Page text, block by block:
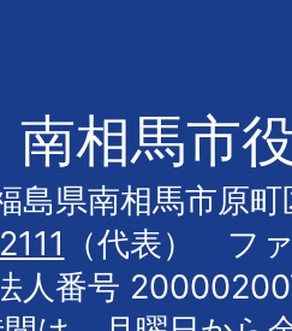
南相馬市
県南相馬市原町
（代表） フ
人番号